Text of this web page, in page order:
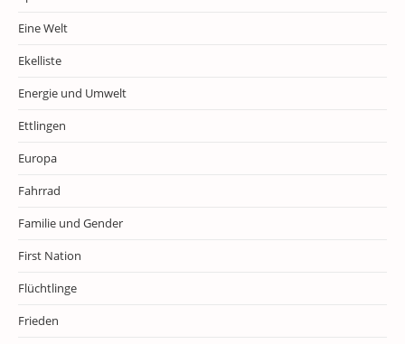
Eine Welt
Ekelliste
Energie und Umwelt
Ettlingen
Europa
Fahrrad
Familie und Gender
First Nation
Flüchtlinge
Frieden